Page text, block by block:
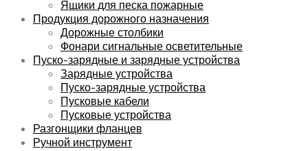
Ящики для песка пожарные
Продукция дорожного назначения
Дорожные столбики
Фонари сигнальные осветительные
Пуско-зарядные и зарядные устройства
Зарядные устройства
Пуско-зарядные устройства
Пусковые кабели
Пусковые устройства
Разгонщики фланцев
Ручной инструмент